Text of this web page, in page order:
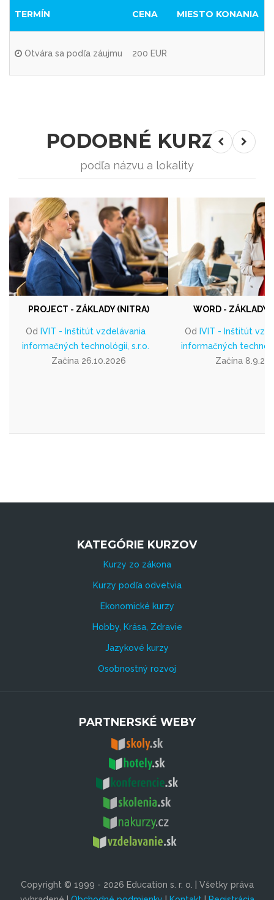
TERMÍN CENA MIESTO KONANIA
Otvára sa podľa záujmu 200 EUR
PODOBNÉ KURZY
podľa názvu a lokality
PROJECT - ZÁKLADY (NITRA)
Od IVIT - Inštitút vzdelávania
informačných technológií, s.r.o.
Začína 26.10.2026
WORD - ZÁKLADY
Od IVIT - Inštitút
informačných
Začína
KATEGÓRIE KURZOV
Kurzy zo zákona
Kurzy podľa odvetvia
Ekonomické kurzy
Hobby, Krása, Zdravie
Jazykové kurzy
Osobnostný rozvoj
PARTNERSKÉ WEBY
Copyright © 1999 - 2026 Education s. r. o. | Všetky práva